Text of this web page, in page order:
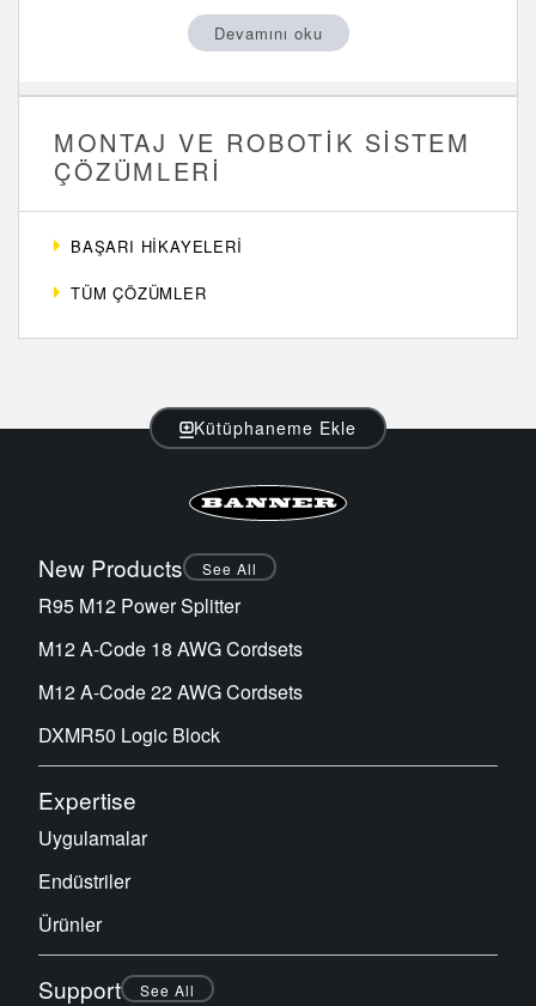
YAZILIM
Banner Measurement Sensor Software
TECHNOLOGY
Devamını oku
MONTAJ VE ROBOTIK SISTEM
ÇÖZÜMLERI
BAŞARI HIKAYELERI
TÜM ÇÖZÜMLER
Kütüphaneme Ekle
New Products See All
R95 M12 Power Splitter
M12 A-Code 18 AWG Cordsets
M12 A-Code 22 AWG Cordsets
DXMR50 Logic Block
Expertise
Uygulamalar
Endüstriler
Ürünler
Support See All